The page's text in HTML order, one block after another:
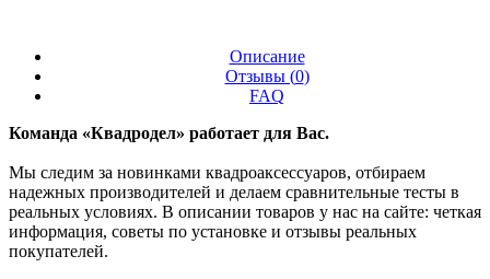
Описание
Отзывы (0)
FAQ
Команда «Квадродел» работает для Вас.
Мы следим за новинками квадроаксессуаров, отбираем
надежных производителей и делаем сравнительные тесты в
реальных условиях. В описании товаров у нас на сайте: четкая
информация, советы по установке и отзывы реальных
покупателей.